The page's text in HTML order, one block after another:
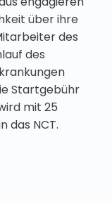
über ihre
des
des
Startgebühr
mit 25
das NCT.